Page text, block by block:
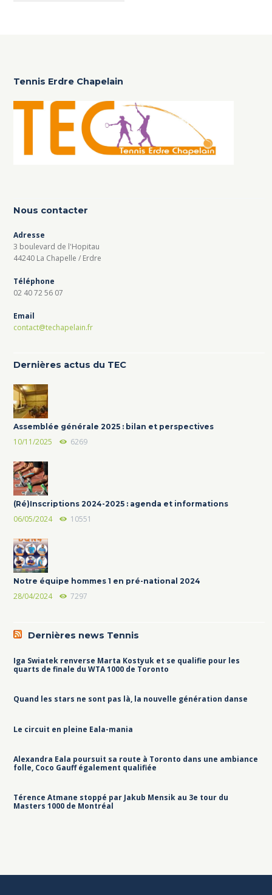
Tennis Erdre Chapelain
Nous contacter
Adresse
3 boulevard de l'Hopitau
44240 La Chapelle / Erdre
Téléphone
02 40 72 56 07
Email
contact@techapelain.fr
Dernières actus du TEC
Assemblée générale 2025 : bilan et perspectives
10/11/2025 6269
(Ré)Inscriptions 2024-2025 : agenda et informations
06/05/2024 10551
Notre équipe hommes 1 en pré-national 2024
28/04/2024 7297
Dernières news Tennis
Iga Swiatek renverse Marta Kostyuk et se qualifie pour les
quarts de finale du WTA 1000 de Toronto
Quand les stars ne sont pas là, la nouvelle génération danse
Le circuit en pleine Eala-mania
Alexandra Eala poursuit sa route à Toronto dans une ambiance
folle, Coco Gauff également qualifiée
Térence Atmane stoppé par Jakub Mensik au 3e tour du
Masters 1000 de Montréal